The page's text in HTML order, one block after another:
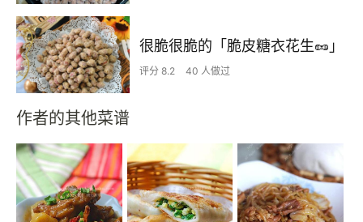
很脆很脆的「脆皮糖衣花生🥜」
评分 8.2 40 人做过
作者的其他菜谱